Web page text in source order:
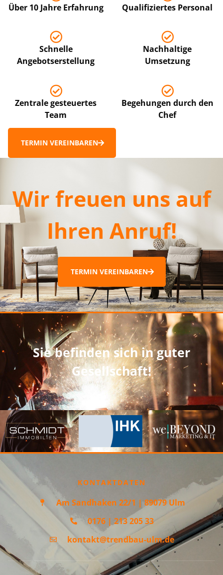
Über 10 Jahre Erfahrung
Schnelle
Angebotserstellung
Zentrale gesteuertes
Team
Qualifiziertes Personal
Nachhaltige
Umsetzung
Begehungen durch den
Chef
TERMIN VEREINBAREN
Wir freuen uns auf
Ihren Anruf!
TERMIN VEREINBAREN
Sie befinden sich in guter
Gesellschaft!
KONTAKTDATEN
Am Sandhaken 22/1 | 89079 Ulm
0176 | 213 205 33
kontakt@trendbau-ulm.de